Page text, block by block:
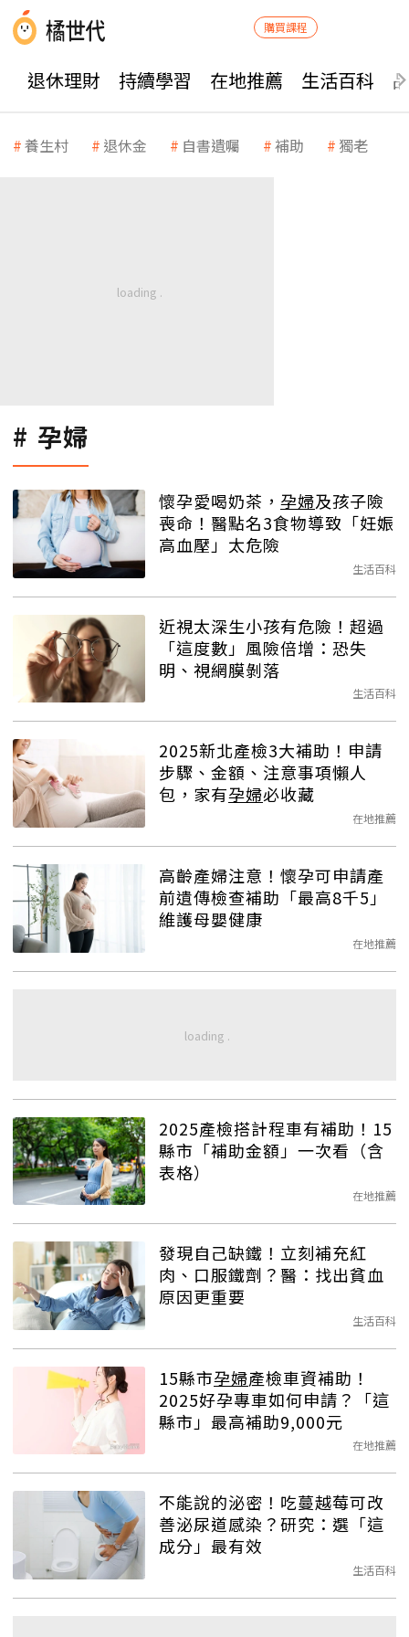
購買課程
退休理財 持續學習 在地推薦 生活百科
養生村 退休金 自書遺囑 補助 獨老
孕婦
懷孕愛喝奶茶， 孕婦及孩子險
喪命！醫點名3食物導致「妊娠
高血壓」太危險
生活百科
近視太深生小孩有危險！超過
「這度數」風險倍增：恐失
明、視網膜剝落
生活百科
2025新北產檢3大補助！申請
步驟、金額、注意事項懶人
包，家有孕婦必收藏
在地推薦
高齡產婦注意！懷孕可申請產
前遺傳檢查補助「最高8千5」
維護母嬰健康
在地推薦
2025產檢搭計程車有補助！15
縣市「補助金額」一次看（含
表格）
在地推薦
發現自己缺鐵！立刻補充紅
肉、口服鐵劑？醫：找出貧血
原因更重要
生活百科
15縣市孕婦產檢車資補助！
2025好孕專車如何申請？「這
縣市」最高補助9,000元
在地推薦
不能說的泌密！吃蔓越莓可改
善泌尿道感染？研究：選「這
成分」最有效
生活百科